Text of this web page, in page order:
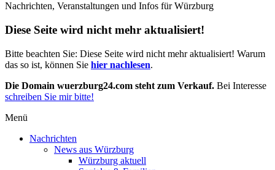
Nachrichten, Veranstaltungen und Infos für Würzburg
Diese Seite wird nicht mehr aktualisiert!
Bitte beachten Sie: Diese Seite wird nicht mehr aktualisiert! Warum
das so ist, können Sie hier nachlesen.
Die Domain wuerzburg24.com steht zum Verkauf. Bei Interesse
schreiben Sie mir bitte!
Menü
Nachrichten
News aus Würzburg
Würzburg aktuell